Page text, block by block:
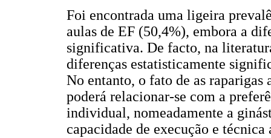
Foi encontrada uma ligeira
aulas de EF (50,4%), embora a
significativa. De facto, na
diferenças estatisticamente
No entanto, o fato de as raparigas
poderá relacionar-se com a
individual, nomeadamente a
capacidade de execução e técnica